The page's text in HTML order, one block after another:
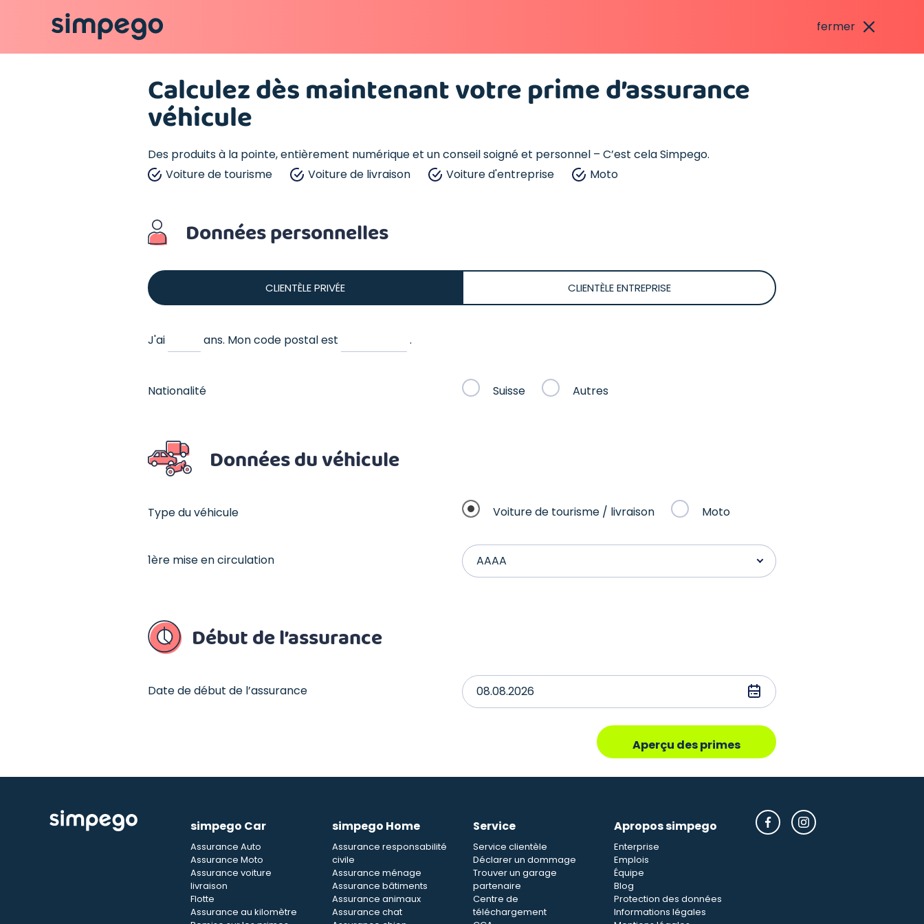
fermer
Calculez dès maintenant votre prime d’assurance
véhicule
Des produits à la pointe, entièrement numérique et un conseil soigné et personnel – C’est cela Simpego.
Voiture de tourisme
Voiture de livraison Voiture d'entreprise Moto
Données personnelles
CLIENTÈLE PRIVÉE CLIENTÈLE ENTREPRISE
J'ai ans. Mon code postal est .
Nationalité Suisse Autres
Données du véhicule
Type du véhicule Voiture de tourisme / livraison Moto
1ère mise en circulation
Début de l’assurance
Date de début de l’assurance
Aperçu des primes
simpego Car
Assurance Auto
Assurance Moto
Assurance voiture
livraison
Flotte
Assurance au kilomètre
simpego Home
Assurance responsabilité
civile
Assurance ménage
Assurance bâtiments
Assurance animaux
Assurance chat
Service
Service clientèle
Déclarer un dommage
Trouver un garage
partenaire
Centre de
téléchargement
Apropos simpego
Enterprise
Emplois
Équipe
Blog
Protection des données
Informations légales